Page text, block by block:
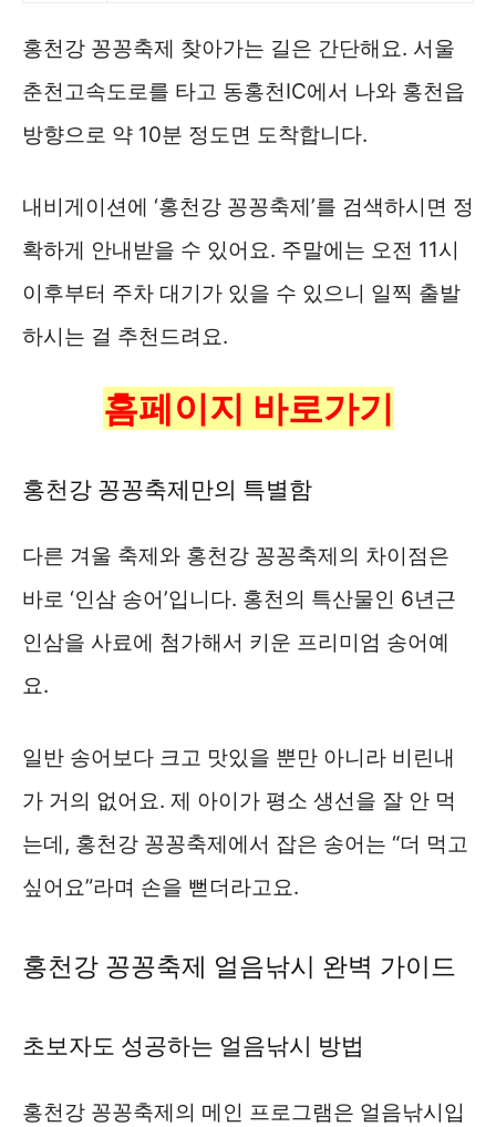
홍천강 꽁꽁축제 찾아가는 길은 간단해요. 서울
춘천고속도로를 타고 동홍천IC에서 나와 홍천읍
방향으로 약 10분 정도면 도착합니다.
내비게이션에 ‘홍천강 꽁꽁축제’를 검색하시면 정
확하게 안내받을 수 있어요. 주말에는 오전 11시
이후부터 주차 대기가 있을 수 있으니 일찍 출발
하시는 걸 추천드려요.
홈페이지 바로가기
홍천강 꽁꽁축제만의 특별함
다른 겨울 축제와 홍천강 꽁꽁축제의 차이점은
바로 ‘인삼 송어’입니다. 홍천의 특산물인 6년근
인삼을 사료에 첨가해서 키운 프리미엄 송어예
요.
일반 송어보다 크고 맛있을 뿐만 아니라 비린내
가 거의 없어요. 제 아이가 평소 생선을 잘 안 먹
는데, 홍천강 꽁꽁축제에서 잡은 송어는 “더 먹고
싶어요”라며 손을 뻗더라고요.
홍천강 꽁꽁축제 얼음낚시 완벽 가이드
초보자도 성공하는 얼음낚시 방법
홍천강 꽁꽁축제의 메인 프로그램은 얼음낚시입